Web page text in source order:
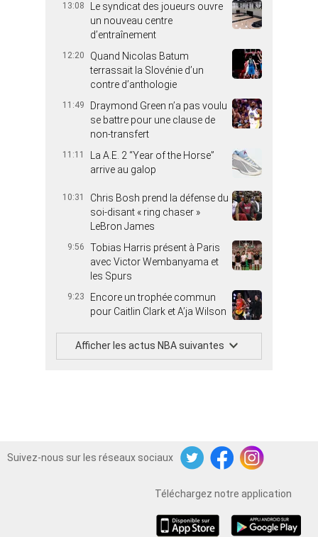
13:08
Le syndicat des joueurs ouvre
un nouveau centre
d’entraînement
12:20
Quand Nicolas Batum
terrassait la Slovénie d’un
contre d’anthologie
11:49
Draymond Green n’a pas voulu
se battre pour une clause de
non-transfert
11:11
La A.E. 2 “Year of the Horse”
arrive au galop
10:31
Chris Bosh prend la défense du
soi-disant « ring chaser »
LeBron James
9:56
Tobias Harris présent à Paris
avec Victor Wembanyama et
les Spurs
9:23
Encore un trophée commun
pour Caitlin Clark et A’ja Wilson
Afficher les actus NBA suivantes
Suivez-nous sur les réseaux sociaux
TwitterFacebookInstagram
Téléchargez notre application